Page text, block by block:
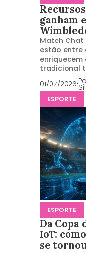
ganham
Match Chat
estão entre
enriquecem
tradicional
01/07/2026
ESPORTE
ESPORTE
Da Copa
IoT:
se